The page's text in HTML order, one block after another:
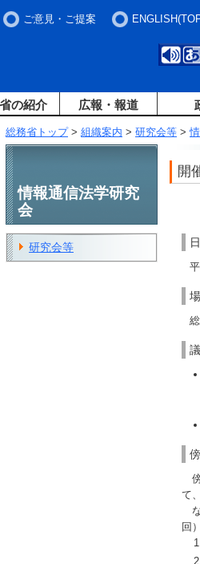
ご意見・ご提案
の紹介 広報・報道
総務省トップ> 組織案内 > 研究会等 >
開
傍
て
な
回
情報通信法学研究
会
研究会等